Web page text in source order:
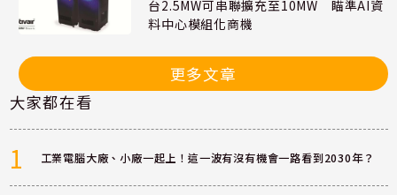
台2.5MW可串聯擴充至10MW 瞄準AI資
料中心模組化商機
更多文章
大家都在看
1 工業電腦大廠、小廠一起上！這一波有沒有機會一路看到2030年？